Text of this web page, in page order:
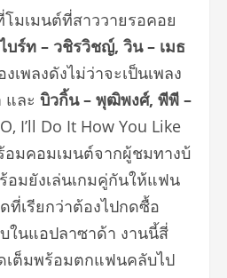
มเมนต์ที่สาววายรอคอย
ไบร์ท – วชิรวิชญ์, วิน – เมธ
เพลงดังไม่ว่าจะเป็นเพลง
และ บิวกิ้น – พุฒิพงศ์, พีพี –
O, I’ll Do It How You Like
อมคอมเมนต์จากผู้ชมทางบ้
มยังเล่นเกมคู่กันให้แฟน
เรียกว่าต้องไปกดซื้อ
ในแอปลาซาด้า งานนี้สี่
ต็มพร้อมตกแฟนคลับไป